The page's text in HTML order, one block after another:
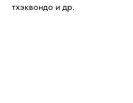
тхэквондо и др.